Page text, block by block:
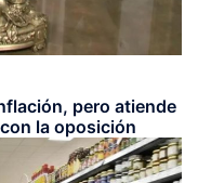
pero atiende
la oposición